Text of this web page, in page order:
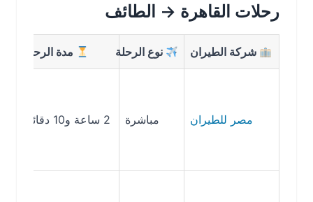
رحلات القاهرة → الطائف
شركة الطيران نوع الرحلة مدة الرحلة
مصر للطيران مباشرة 2 ساعة و10 دقائق 741 ريال سعودي